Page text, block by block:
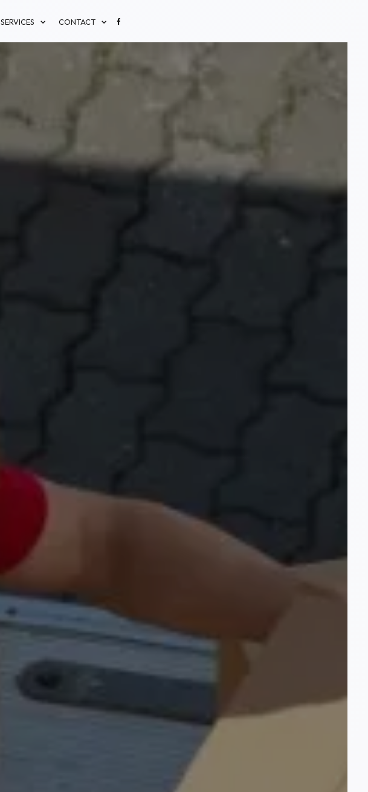
SERVICES CONTACT